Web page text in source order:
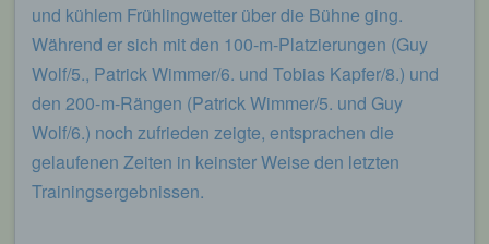
und kühlem Frühlingwetter über die Bühne ging.
Während er sich mit den 100-m-Platzierungen (Guy
Wolf/5., Patrick Wimmer/6. und Tobias Kapfer/8.) und
den 200-m-Rängen (Patrick Wimmer/5. und Guy
Wolf/6.) noch zufrieden zeigte, entsprachen die
gelaufenen Zeiten in keinster Weise den letzten
Trainingsergebnissen.
Kontaktmöglichkeit über die Internetseite
Die Internetseite enthält aufgrund von gesetzlichen
Vorschriften Angaben, die eine schnelle
elektronische Kontaktaufnahme zu unserem
Unternehmen sowie eine unmittelbare
Kommunikation mit uns ermöglichen, was
ebenfalls eine allgemeine Adresse der
sogenannten elektronischen Post (E-Mail-